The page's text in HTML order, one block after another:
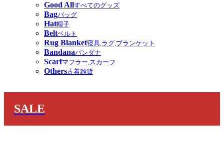
Good Allすべてのグッズ
Bagバッグ
Hat帽子
Beltベルト
Rug Blanket寝具,ラグ,ブランケット
Bandanaバンダナ
Scarfマフラー,スカーフ
Others古着雑貨
SALE